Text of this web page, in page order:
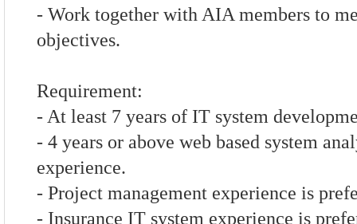
- Work together with AIA members to
objectives.
Requirement:
- At least 7 years of IT system
- 4 years or above web based system
experience.
- Project management experience is
- Insurance IT system experience is